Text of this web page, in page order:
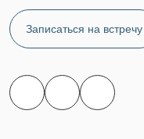
Записаться на встречу